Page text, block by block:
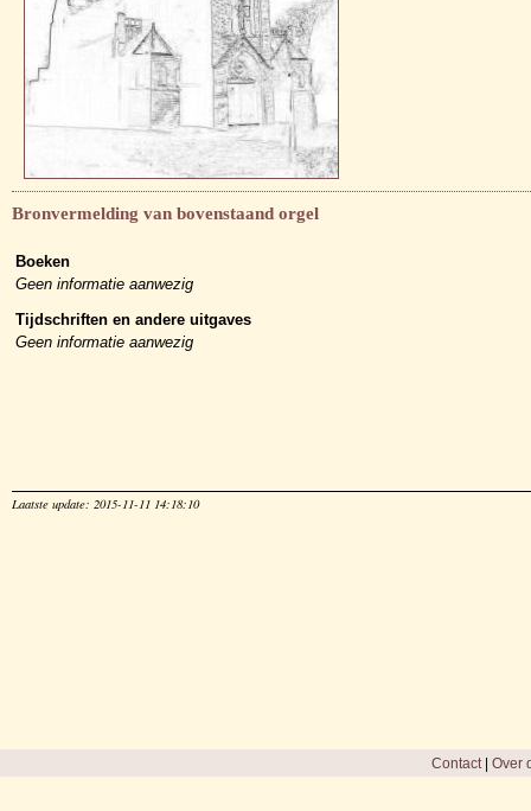
Bronvermelding van bovenstaand orgel
Boeken
Geen informatie aanwezig
Tijdschriften en andere uitgaves
Geen informatie aanwezig
Laatste update: 2015-11-11 14:18:10
Contact| Over